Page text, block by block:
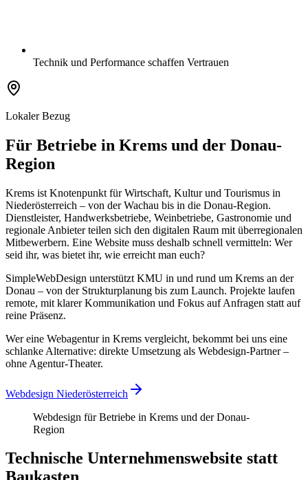
Technik und Performance schaffen Vertrauen
Lokaler Bezug
Für Betriebe in Krems und der Donau-
Region
Krems ist Knotenpunkt für Wirtschaft, Kultur und Tourismus in
Niederösterreich – von der Wachau bis in die Donau-Region.
Dienstleister, Handwerksbetriebe, Weinbetriebe, Gastronomie und
regionale Anbieter teilen sich den digitalen Raum mit überregionalen
Mitbewerbern. Eine Website muss deshalb schnell vermitteln: Wer
seid ihr, was bietet ihr, wie erreicht man euch?
SimpleWebDesign unterstützt KMU in und rund um Krems an der
Donau – von der Strukturplanung bis zum Launch. Projekte laufen
remote, mit klarer Kommunikation und Fokus auf Anfragen statt auf
reine Präsenz.
Wer eine Webagentur in Krems vergleicht, bekommt bei uns eine
schlanke Alternative: direkte Umsetzung als Webdesign-Partner –
ohne Agentur-Theater.
Webdesign Niederösterreich
Webdesign für Betriebe in Krems und der Donau-
Region
Technische Unternehmenswebsite statt